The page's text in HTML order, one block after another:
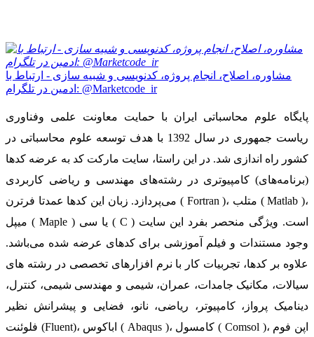
مشاوره، اصلاح، انجام پروژه، کدنویسی و شبیه سازی - ارتباط با
ادمین در تلگرام: @Marketcode_ir
پایگاه علوم محاسباتی ایران با حمایت معاونت علمی وفناوری
ریاست جمهوری در سال 1392 با هدف توسعه علوم محاسباتی در
کشور راه اندازی شد. در این راستا، سایت مارکت کد به عرضه کدها
(برنامه‌های) کامپیوتری در رشته‌های مهندسی و ریاضی کاربردی
می‌پردازد. زبان این کدها عمدتا فرترن ( Fortran )، متلب ( Matlab )،
میپل ( Maple ) یا سی ( C ) است. ویژگی منحصر بفرد این سایت
وجود مستندات و فیلم آموزشی برای کدهای عرضه شده می‌باشد.
علاوه بر کدها، تجربیات کار با نرم افزارهای تخصصی در رشته های
سیالات، مکانیک جامدات، عمران، شیمی و مهندسی شیمی، کنترل،
دینامیک پرواز، کامپیوتر، ریاضی، نانو، فضایی و پیشرانش نظیر
فلوئنت (Fluent)، اباکوس ( Abaqus )، کامسول ( Comsol )، اپن فوم